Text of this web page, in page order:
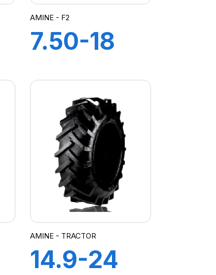
AMINE - F2
7.50-18
AMINE - TRACTOR
14.9-24